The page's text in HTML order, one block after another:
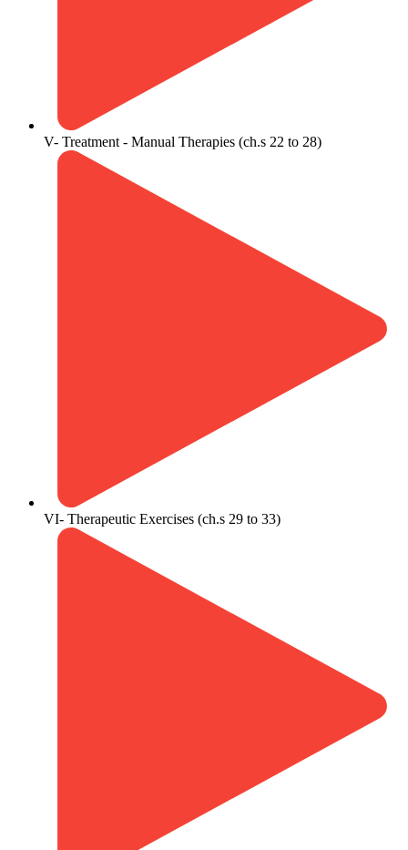
V- Treatment - Manual Therapies (ch.s 22 to 28)
VI- Therapeutic Exercises (ch.s 29 to 33)